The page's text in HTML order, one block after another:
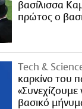
βασίλισσα
πρώτος ο
Τech &
καρκίνο του
βασικό